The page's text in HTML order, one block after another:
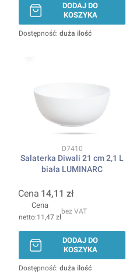
DODAJ DO
KOSZYKA
Dostępność: duża ilość
Kod produktu
D7410
Salaterka Diwali 21 cm 2,1 L
biała LUMINARC
Cena 14,11 zł
Cena
11,47 zł
bez VAT
DODAJ DO
KOSZYKA
Dostępność: duża ilość